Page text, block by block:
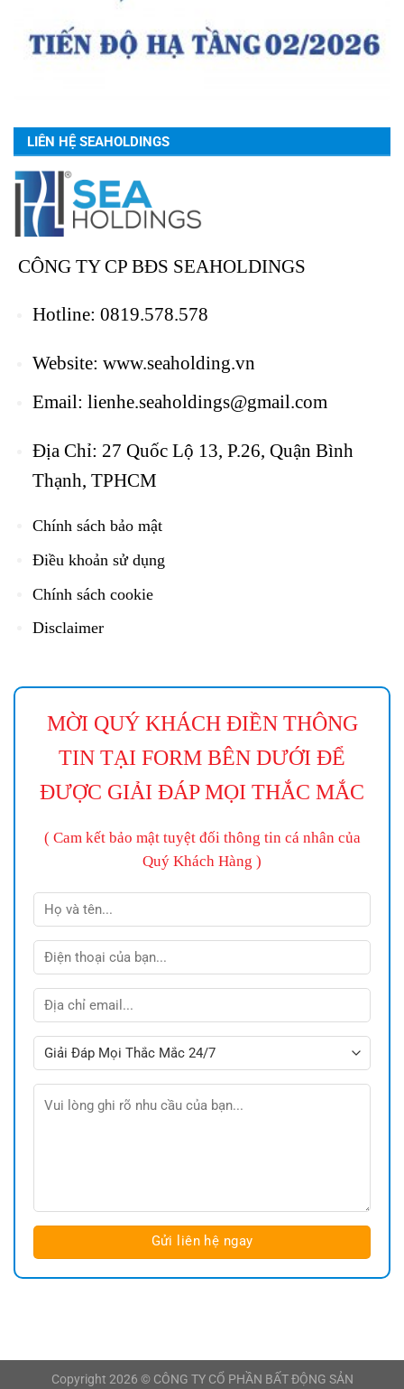
LIÊN HỆ SEAHOLDINGS
CÔNG TY CP BĐS SEAHOLDINGS
Hotline: 0819.578.578
Website: www.seaholding.vn
Email: lienhe.seaholdings@gmail.com
Địa Chỉ: 27 Quốc Lộ 13, P.26, Quận Bình
Thạnh, TPHCM
Chính sách bảo mật
Điều khoản sử dụng
Chính sách cookie
Disclaimer
MỜI QUÝ KHÁCH ĐIỀN THÔNG
TIN TẠI FORM BÊN DƯỚI ĐỂ
ĐƯỢC GIẢI ĐÁP MỌI THẮC MẮC
( Cam kết bảo mật tuyệt đối thông tin cá nhân của
Quý Khách Hàng )
Copyright 2026 © CÔNG TY CỔ PHẦN BẤT ĐỘNG SẢN